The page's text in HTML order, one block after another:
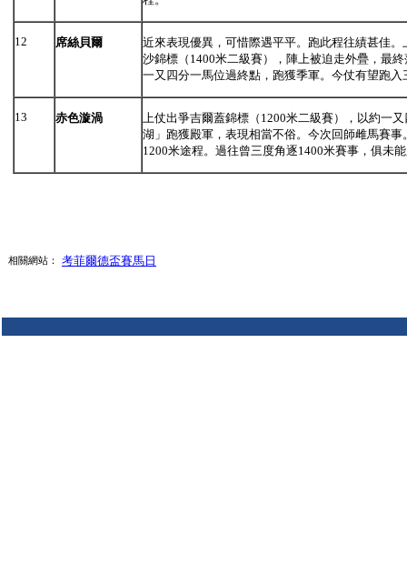
12 席絲貝爾
近來表現優異，可惜際遇平平。跑此程往績甚佳
沙錦標（1400米二級賽），陣上被迫走外疊，最
一又四分一馬位過終點，跑獲季軍。今仗有望跑入
13 赤色漩渦
上仗出爭吉爾蓋錦標（1200米二級賽），以約一
湖」跑獲殿軍，表現相當不俗。今次回師雌馬賽事
1200米途程。過往曾三度角逐1400米賽事，俱未
相關網站： 考菲爾德盃賽馬日